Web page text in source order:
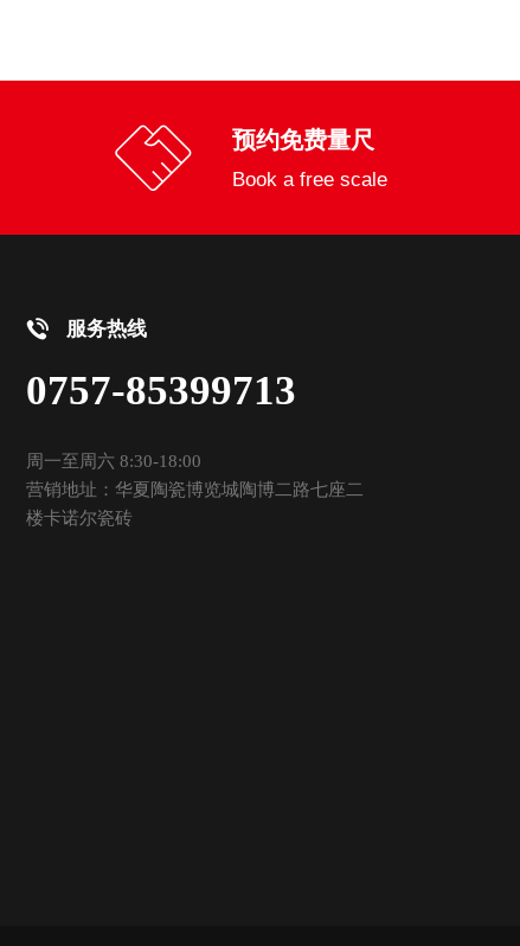
预约免费量尺
Book a free scale
服务热线
0757-85399713
周一至周六 8:30-18:00
营销地址：华夏陶瓷博览城陶博二路七座二
楼卡诺尔瓷砖